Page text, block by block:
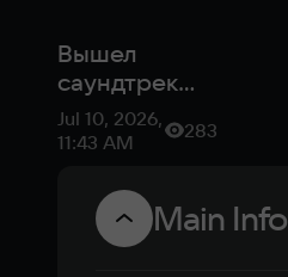
озвучке
Вышел
саундтрек
ремейка
«Готики»
Jul 10, 2026,
11:43 AM
283
Main Info